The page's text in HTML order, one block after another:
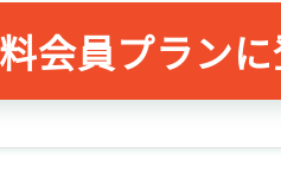
会員プラン